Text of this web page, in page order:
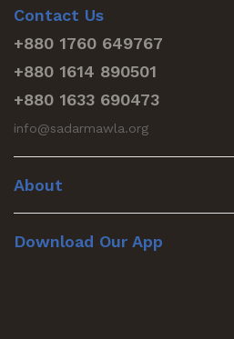
Contact Us
+880 1760 649767
+880 1614 890501
+880 1633 690473
info@sadarmawla.org
About
Download Our App